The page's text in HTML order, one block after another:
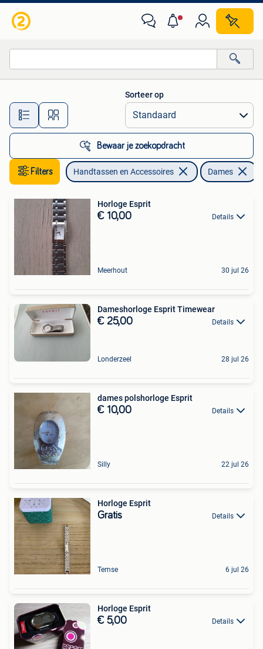
Alle afstanden…
Sorteer op
Bewaar je zoekopdracht
Filters Handtassen en Accessoires Dames
Horloge Esprit
€ 10,00 Details
Meerhout 30 jul 26
Dameshorloge Esprit Timewear
€ 25,00 Details
Londerzeel 28 jul 26
dames polshorloge Esprit
€ 10,00 Details
Silly 22 jul 26
Horloge Esprit
Gratis Details
Temse 6 jul 26
Horloge Esprit
€ 5,00 Details